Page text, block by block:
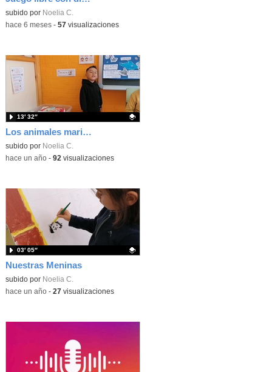
Contenido educativo.
subido por Noelia C.
-hace 6 meses- 57 visualizaciones
Los animales marinos
Contenido educativo.
subido por Noelia C.
13′ 32″
-hace un año- 92 visualizaciones
Nuestras Meninas
Contenido educativo.
subido por Noelia C.
03′ 05″
-hace un año- 27 visualizaciones